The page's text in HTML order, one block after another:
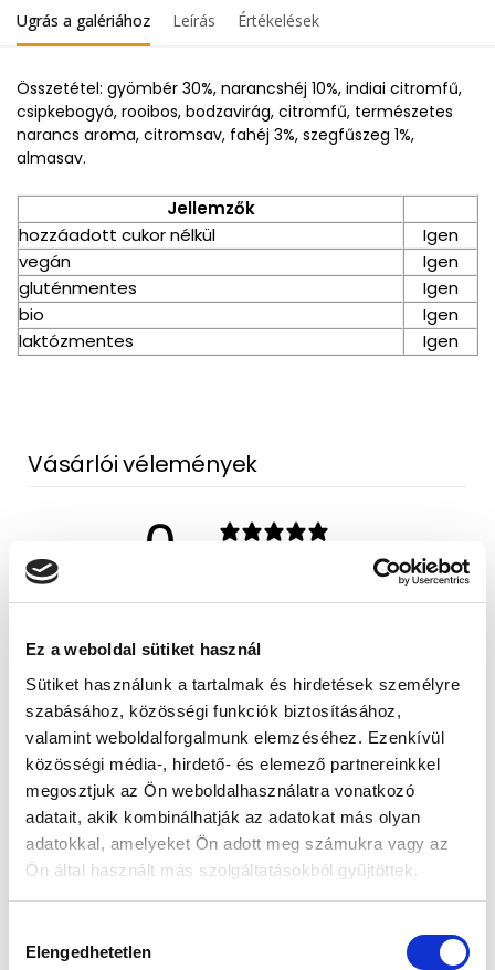
Ez a weboldal sütiket használ
Sütiket használunk a tartalmak és hirdetések személyre
szabásához, közösségi funkciók biztosításához,
valamint weboldalforgalmunk elemzéséhez. Ezenkívül
közösségi média-, hirdető- és elemező partnereinkkel
megosztjuk az Ön weboldalhasználatra vonatkozó
adatait, akik kombinálhatják az adatokat más olyan
adatokkal, amelyeket Ön adott meg számukra vagy az
Ön által használt más szolgáltatásokból gyűjtöttek.
Elengedhetetlen
Ugrás a galériához Leírás Értékelések
Összetétel: gyömbér 30%, narancshéj 10%, indiai citromfű,
csipkebogyó, rooibos, bodzavirág, citromfű, természetes
narancs aroma, citromsav, fahéj 3%, szegfűszeg 1%,
almasav.
Jellemzők
hozzáadott cukor nélkül
Igen
vegán
Igen
gluténmentes
Igen
bio
Igen
laktózmentes
Igen
Vásárlói vélemények
0
4
3
0%
2
0%
1
0%
Kérdés feltevéseVélemény írása
Vélemények 0 Kérdések 0